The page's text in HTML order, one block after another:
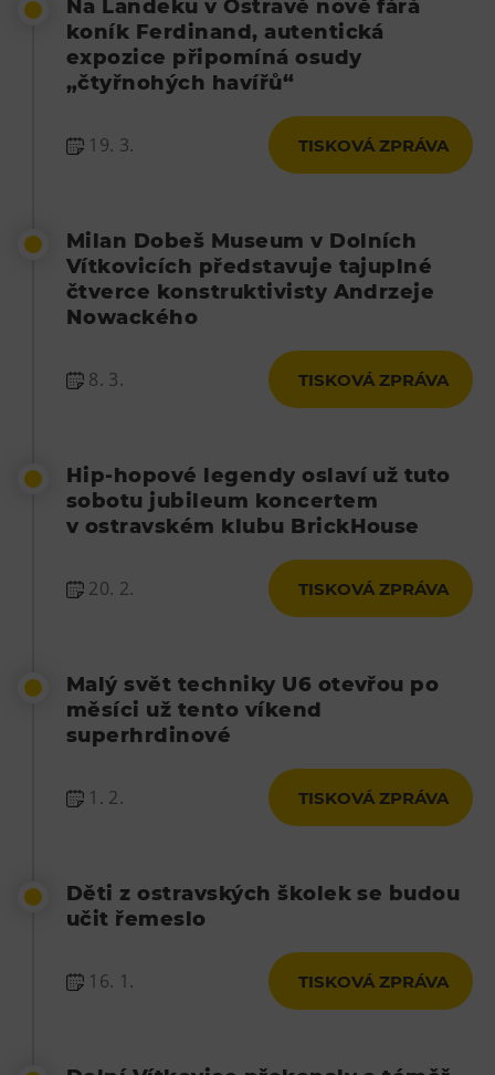
Na Landeku v Ostravě nově fárá
koník Ferdinand, autentická
expozice připomíná osudy
„čtyřnohých havířů“
19. 3. TISKOVÁ ZPRÁVA
Milan Dobeš Museum v Dolních
Vítkovicích představuje tajuplné
čtverce konstruktivisty Andrzeje
Nowackého
8. 3. TISKOVÁ ZPRÁVA
Hip-hopové legendy oslaví už tuto
sobotu jubileum koncertem
v ostravském klubu BrickHouse
20. 2. TISKOVÁ ZPRÁVA
Malý svět techniky U6 otevřou po
měsíci už tento víkend
superhrdinové
1. 2. TISKOVÁ ZPRÁVA
Děti z ostravských školek se budou
učit řemeslo
16. 1. TISKOVÁ ZPRÁVA